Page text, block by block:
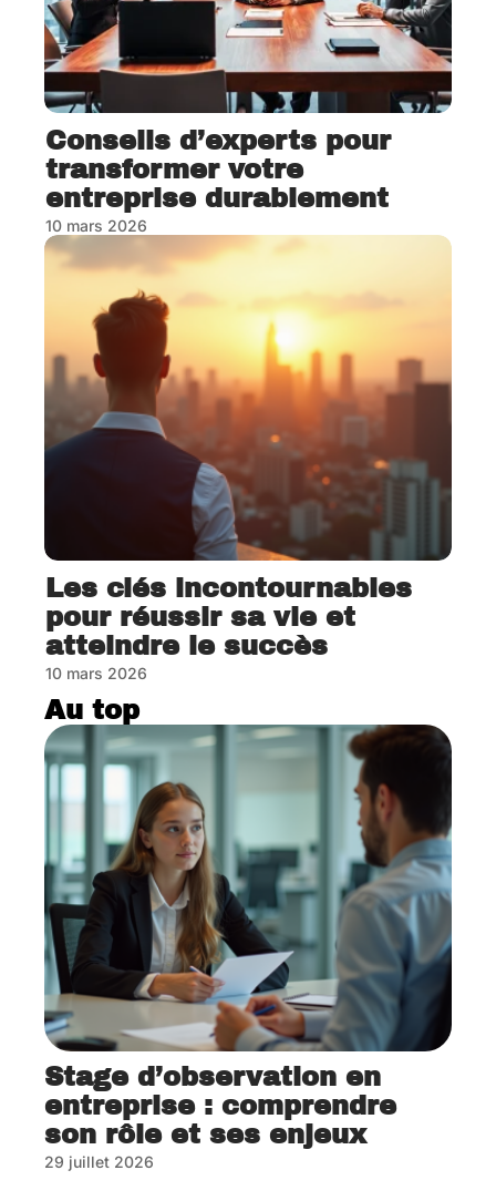
Conseils d’experts pour
transformer votre
entreprise durablement
10 mars 2026
Les clés incontournables
pour réussir sa vie et
atteindre le succès
10 mars 2026
Au top
Stage d’observation en
entreprise : comprendre
son rôle et ses enjeux
29 juillet 2026